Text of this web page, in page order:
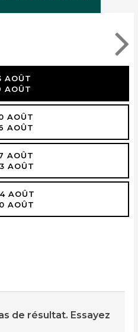
AOÛT
AOÛT
AOÛT
AOÛT
AOÛT
AOÛT
AOÛT
AOÛT
de résultat. Essayez